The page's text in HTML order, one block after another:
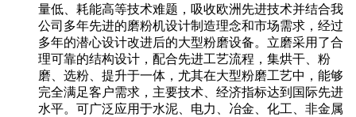
量低、耗能高等技术难题，吸收欧洲先进技术并结合我
公司多年先进的磨粉机设计制造理念和市场需求，经过
多年的潜心设计改进后的大型粉磨设备。立磨采用了合
理可靠的结构设计，配合先进工艺流程，集烘干、粉
磨、选粉、提升于一体，尤其在大型粉磨工艺中，能够
完全满足客户需求，主要技术、经济指标达到国际先进
水平。可广泛应用于水泥、电力、冶金、化工、非金属